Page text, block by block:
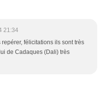
21:34
félicitations ils sont très
de Cadaques (Dali) très